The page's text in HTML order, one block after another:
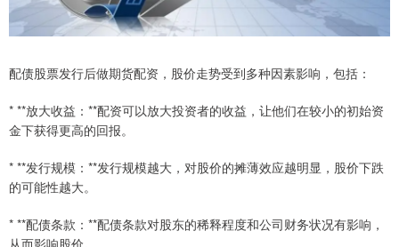
配债股票发行后做期货配资，股价走势受到多种因素影响，包括：
* **放大收益：**配资可以放大投资者的收益，让他们在较小的初始资
金下获得更高的回报。
* **发行规模：**发行规模越大，对股价的摊薄效应越明显，股价下跌
的可能性越大。
* **配债条款：**配债条款对股东的稀释程度和公司财务状况有影响，